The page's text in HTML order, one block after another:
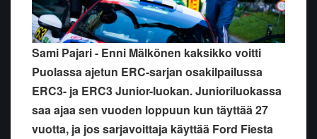
Sami Pajari - Enni Mälkönen kaksikko voitti
Puolassa ajetun ERC-sarjan osakilpailussa
ERC3- ja ERC3 Junior-luokan. Junioriluokassa
saa ajaa sen vuoden loppuun kun täyttää 27
vuotta, ja jos sarjavoittaja käyttää Ford Fiesta